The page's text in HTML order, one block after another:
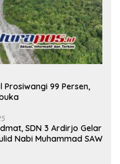
Prosiwangi 99 Persen,
SDN 3 Ardirjo Gelar
Nabi Muhammad SAW